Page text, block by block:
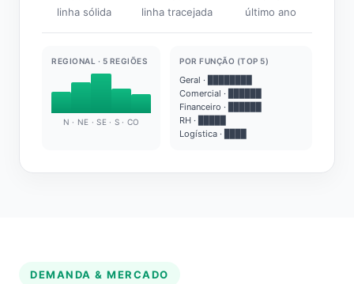
linha sólida linha tracejada último ano
REGIONAL · 5 REGIÕES
N · NE · SE · S · CO
POR FUNÇÃO (TOP 5)
Geral · ████████
Comercial · ██████
Financeiro · ██████
RH · █████
Logística · ████
DEMANDA & MERCADO